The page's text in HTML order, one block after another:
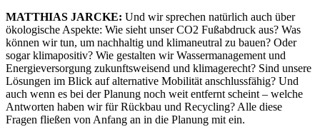
MATTHIAS JARCKE: Und wir sprechen natürlich auch über
ökologische Aspekte: Wie sieht unser CO2 Fußabdruck aus? Was
können wir tun, um nachhaltig und klimaneutral zu bauen? Oder
sogar klimapositiv? Wie gestalten wir Wassermanagement und
Energieversorgung zukunftsweisend und klimagerecht? Sind unsere
Lösungen im Blick auf alternative Mobilität anschlussfähig? Und
auch wenn es bei der Planung noch weit entfernt scheint – welche
Antworten haben wir für Rückbau und Recycling? Alle diese
Fragen fließen von Anfang an in die Planung mit ein.